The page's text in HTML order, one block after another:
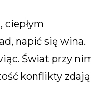
ciepłym
napić się wina.
Świat przy
konflikty zdają